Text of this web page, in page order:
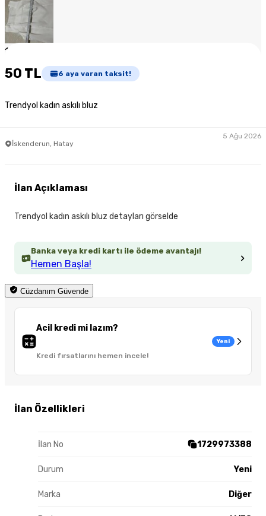
1
50 TL 6 aya varan taksit!
Trendyol kadın askılı bluz
İskenderun, Hatay
5 Ağu 2026
Banka veya kredi kartı ile ödeme avantajı!
Hemen Başla!
Cüzdanım Güvende
Acil kredi mi lazım?
Kredi fırsatlarını hemen incele!
Yeni
İlan Özellikleri
İlan No 1729973388
Durum Yeni
Marka Diğer
İlan Açıklaması
Trendyol kadın askılı bluz detayları görselde